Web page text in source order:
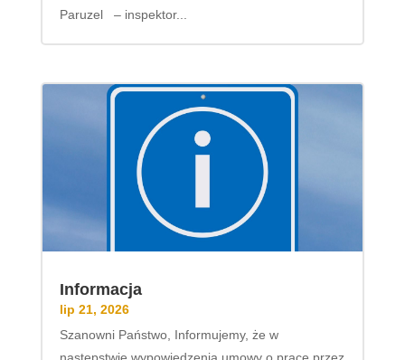
Paruzel – inspektor...
Informacja
lip 21, 2026
Szanowni Państwo, Informujemy, że w